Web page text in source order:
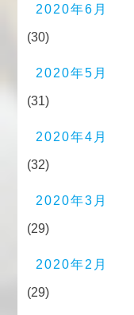
2020年6月
(30)
2020年5月
(31)
2020年4月
(32)
2020年3月
(29)
2020年2月
(29)